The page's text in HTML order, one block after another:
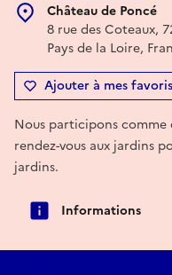
Château de Poncé
8 rue des Coteaux,
Pays de la Loire,
Ajouter à mes favoris
Nous participons comme
rendez-vous aux jardins
jardins.
Informations